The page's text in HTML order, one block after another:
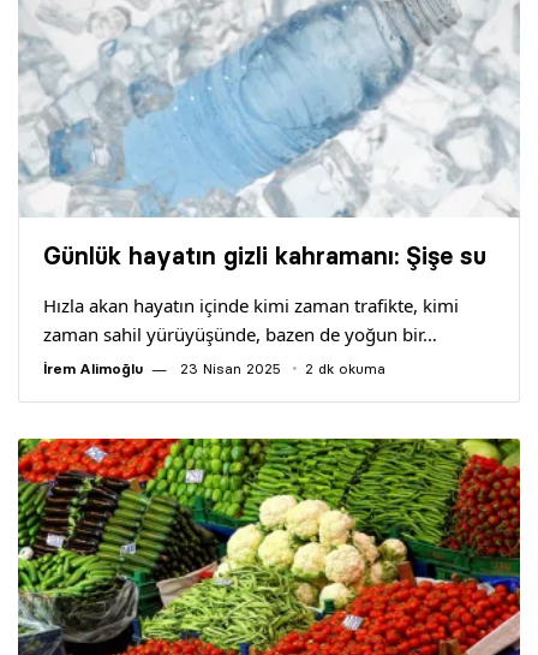
Günlük hayatın gizli kahramanı: Şişe su
Hızla akan hayatın içinde kimi zaman trafikte, kimi
zaman sahil yürüyüşünde, bazen de yoğun bir…
İrem Alimoğlu 23 Nisan 2025 2 dk okuma